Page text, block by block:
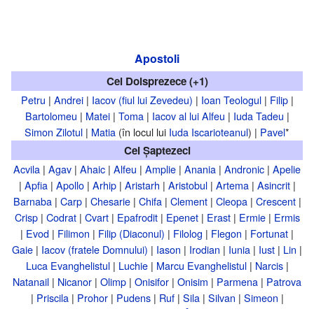
Apostoli
Cei Doisprezece (+1)
Petru | Andrei| Iacov (fiul lui Zevedeu) | Ioan Teologul| Filip|
Bartolomeu | Matei| Toma| Iacov al lui Alfeu | Iuda Tadeu |
Simon Zilotul | Matia (în locul lui Iuda Iscarioteanul) | Pavel*
Cei Șaptezeci
Acvila | Agav | Ahaic | Alfeu | Amplie | Anania | Andronic | Apelie
| Apfia| Apollo| Arhip| Aristarh | Aristobul| Artema| Asincrit|
Barnaba| Carp| Chesarie| Chifa| Clement| Cleopa| Crescent|
Crisp| Codrat| Cvart| Epafrodit| Epenet| Erast| Ermie| Ermis
| Evod | Filimon | Filip (Diaconul) | Filolog | Flegon | Fortunat |
Gaie | Iacov (fratele Domnului) | Iason | Irodian | Iunia | Iust | Lin |
Luca Evanghelistul| Luchie| Marcu Evanghelistul| Narcis|
Natanail | Nicanor | Olimp | Onisifor | Onisim | Parmena | Patrova
| Priscila| Prohor| Pudens| Ruf| Sila| Silvan | Simeon |